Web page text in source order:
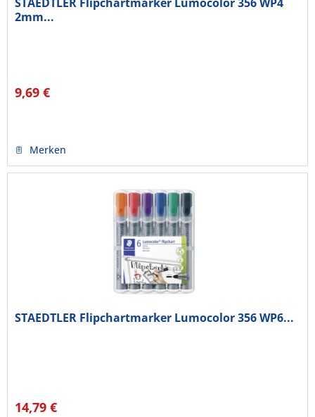
STAEDTLER Flipchartmarker Lumocolor 356 WP4
2mm...
9,69 €
Merken
STAEDTLER Flipchartmarker Lumocolor 356 WP6...
14,79 €